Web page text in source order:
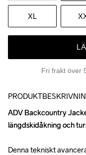
XL
Fri frakt över
ADV Backcountry
längdskidåkning och
Denna tekniskt
ADV Backcountry
längdskidåkning och
Denna tekniskt